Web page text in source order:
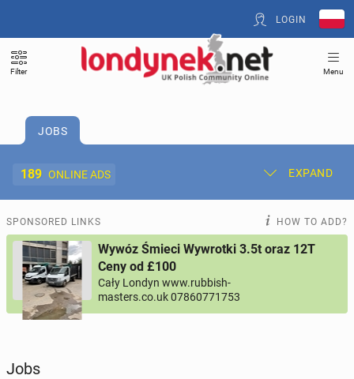
LOGIN
Filter Menu
JOBS
189 ONLINE ADS EXPAND
Post New Ad My Ads
Offer and Adverts Price
ACCOMMODATION
SPONSORED LINKS HOW TO ADD?
Wywóz Śmieci Wywrotki 3.5t oraz 12T
Ceny od £100
Cały Londyn www.rubbish-
masters.co.uk 07860771753
Jobs